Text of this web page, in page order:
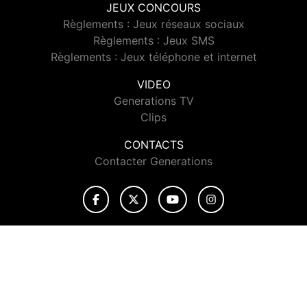
JEUX CONCOURS
Règlements : Jeux réseaux sociaux
Règlements : Jeux SMS
Règlements : Jeux téléphone et internet
VIDEO
Generations TV
Clips
CONTACTS
Contacter Generations